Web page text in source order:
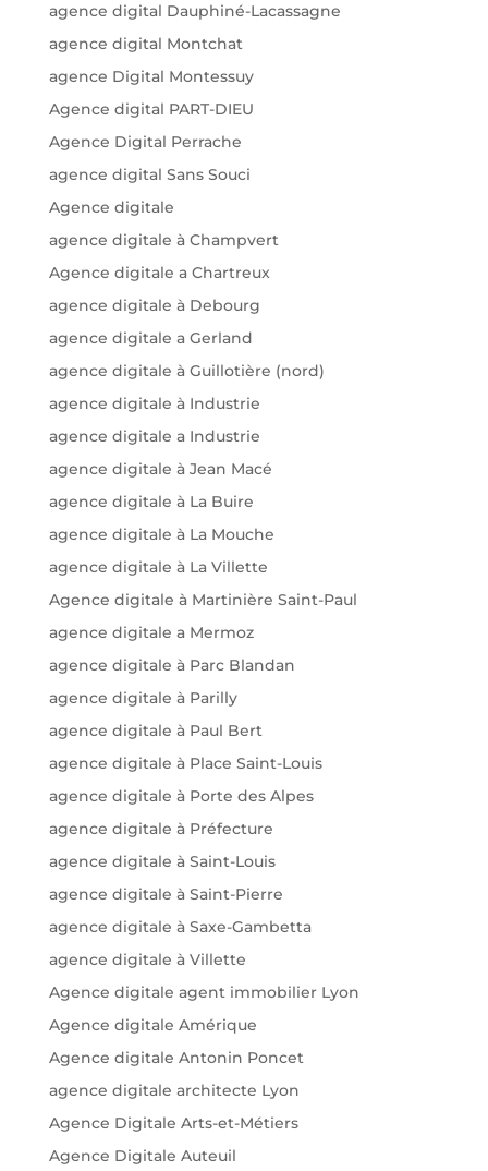
agence digital Dauphiné-Lacassagne
agence digital Montchat
agence Digital Montessuy
Agence digital PART-DIEU
Agence Digital Perrache
agence digital Sans Souci
Agence digitale
agence digitale à Champvert
Agence digitale a Chartreux
agence digitale à Debourg
agence digitale a Gerland
agence digitale à Guillotière (nord)
agence digitale à Industrie
agence digitale a Industrie
agence digitale à Jean Macé
agence digitale à La Buire
agence digitale à La Mouche
agence digitale à La Villette
Agence digitale à Martinière Saint-Paul
agence digitale a Mermoz
agence digitale à Parc Blandan
agence digitale à Parilly
agence digitale à Paul Bert
agence digitale à Place Saint-Louis
agence digitale à Porte des Alpes
agence digitale à Préfecture
agence digitale à Saint-Louis
agence digitale à Saint-Pierre
agence digitale à Saxe-Gambetta
agence digitale à Villette
Agence digitale agent immobilier Lyon
Agence digitale Amérique
Agence digitale Antonin Poncet
agence digitale architecte Lyon
Agence Digitale Arts-et-Métiers
Agence Digitale Auteuil